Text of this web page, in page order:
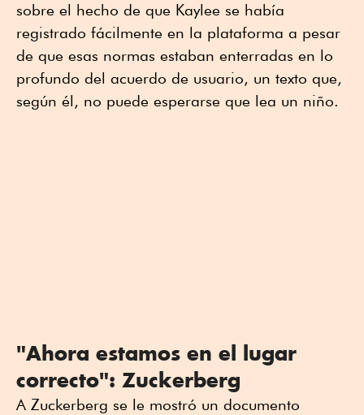
sobre el hecho de que Kaylee se había
registrado fácilmente en la plataforma a pesar
de que esas normas estaban enterradas en lo
profundo del acuerdo de usuario, un texto que,
según él, no puede esperarse que lea un niño.
"Ahora estamos en el lugar
correcto": Zuckerberg
A Zuckerberg se le mostró un documento